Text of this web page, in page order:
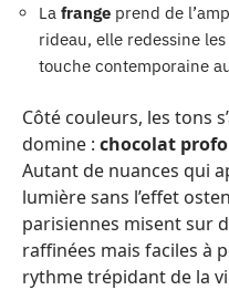
La frange prend de
rideau, elle redessine
touche contemporaine
Côté couleurs, les tons
domine : chocolat
Autant de nuances qui
lumière sans l’effet
parisiennes misent sur
raffinées mais faciles à
rythme trépidant de la